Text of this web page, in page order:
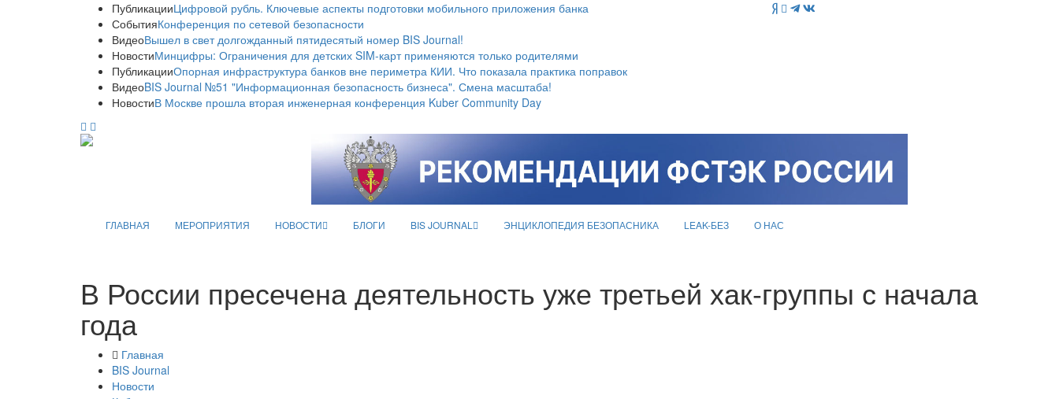
ПубликацииЦифровой рубль. Ключевые аспекты подготовки мобильного приложения банка
СобытияКонференция по сетевой безопасности
ВидеоВышел в свет долгожданный пятидесятый номер BIS Journal!
НовостиМинцифры: Ограничения для детских SIM-карт применяются только родителями
ПубликацииОпорная инфраструктура банков вне периметра КИИ. Что показала практика поправок
ВидеоBIS Journal №51 "Информационная безопасность бизнеса". Смена масштаба!
НовостиВ Москве прошла вторая инженерная конференция Kuber Community Day
ГЛАВНАЯ МЕРОПРИЯТИЯ НОВОСТИ БЛОГИ BIS JOURNAL ЭНЦИКЛОПЕДИЯ БЕЗОПАСНИКА LEAK-БЕЗ О НАС
В России пресечена деятельность уже третьей хак-группы с начала
года
Главная
BIS Journal
Новости